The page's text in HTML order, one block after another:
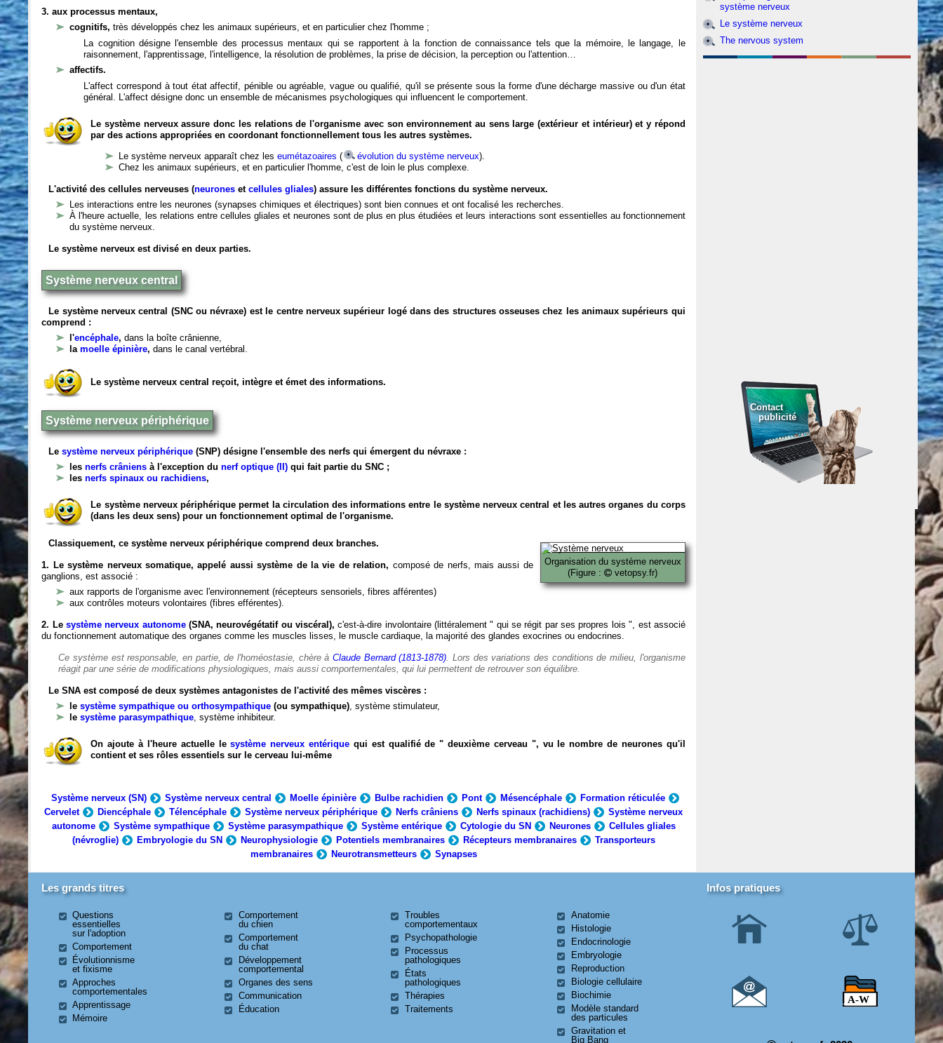
3. aux processus mentaux,
cognitifs,très développés chez les animaux supérieurs, et en particulier chez l'homme ;
La cognition désigne l'ensemble des processus mentaux qui se rapportent à la fonction de connaissance tels que la mémoire, le langage, le
raisonnement, l'apprentissage, l'intelligence, la résolution de problèmes, la prise de décision, la perception ou l'attention…
affectifs.
L'affect correspond à tout état affectif, pénible ou agréable, vague ou qualifié, qu'il se présente sous la forme d'une décharge massive ou d'un état
général. L'affect désigne donc un ensemble de mécanismes psychologiques qui influencent le comportement.
Le système nerveux assure donc les relations de l'organisme avec son environnement au sens large (extérieur et intérieur) et y répond
par des actions appropriées en coordonant fonctionnellement tous les autres systèmes.
Le système nerveux apparaît chez leseumétazoaires ( évolution du système nerveux).
Chez les animaux supérieurs, et en particulier l'homme, c'est de loin le plus complexe.
L'activité des cellules nerveuses (neurones etcellules gliales) assure les différentes fonctions du système nerveux.
Les interactions entre les neurones (synapses chimiques et électriques) sont bien connues et ont focalisé les recherches.
À l'heure actuelle, les relations entre cellules gliales et neurones sont de plus en plus étudiées et leurs interactions sont essentielles au fonctionnement
du système nerveux.
Le système nerveux est divisé en deux parties.
Système nerveux central
Le système nerveux central (SNC ou névraxe) est le centre nerveux supérieur logé dans des structures osseuses chez les animaux supérieurs qui
comprend :
l'encéphale,dans la boîte crânienne,
lamoelle épinière,dans le canal vertébral.
Le système nerveux central reçoit, intègre et émet des informations.
Système nerveux périphérique
Lesystème nerveux périphérique (SNP) désigne l'ensemble des nerfs qui émergent du névraxe :
lesnerfs crâniens à l'exception du nerf optique (II) qui fait partie du SNC ;
lesnerfs spinaux ou rachidiens,
Le système nerveux périphérique permet la circulation des informations entre le système nerveux central et les autres organes du corps
(dans les deux sens) pour un fonctionnement optimal de l'organisme.
Organisation du système nerveux
(Figure :
vetopsy.fr)
Classiquement, ce système nerveux périphérique comprend deux branches.
1. Le système nerveux somatique, appelé aussi système de la vie de relation, composé de nerfs, mais aussi de
ganglions, est associé :
aux rapports de l'organisme avec l'environnement (récepteurs sensoriels, fibres afférentes)
aux contrôles moteurs volontaires (fibres efférentes).
2. Le système nerveux autonome(SNA, neurovégétatif ou viscéral), c'est-à-dire involontaire (littéralement " qui se régit par ses propres lois ", est associé
du fonctionnement automatique des organes comme les muscles lisses, le muscle cardiaque, la majorité des glandes exocrines ou endocrines.
Ce système est responsable, en partie, de l'homéostasie, chère àClaude Bernard (1813-1878). Lors des variations des conditions de milieu, l'organisme
réagit par une série de modifications physiologiques, mais aussi comportementales, qui lui permettent de retrouver son équilibre.
Le SNA est composé de deux systèmes antagonistes de l'activité des mêmes viscères :
lesystème sympathique ou orthosympathique (ou sympathique), système stimulateur,
lesystème parasympathique, système inhibiteur.
On ajoute à l'heure actuelle lesystème nerveux entérique qui est qualifié de " deuxième cerveau ", vu le nombre de neurones qu'il
contient et ses rôles essentiels sur le cerveau lui-même
Système nerveux (SN) Système nerveux central Moelle épinière Bulbe rachidien Pont Mésencéphale
Formation réticulée
Cervelet
Diencéphale Télencéphale Système nerveux périphérique Nerfs crâniens Nerfs spinaux (rachidiens)
Système nerveux
autonome
Système sympathique Système parasympathique Système entérique Cytologie du SN Neurones
Cellules gliales
(névroglie)
Embryologie du SN Neurophysiologie Potentiels membranaires Récepteurs membranaires
Transporteurs
membranaires
Neurotransmetteurs Synapses
système nerveux
Le système nerveux
The nervous system
Contact
publicité
Les grands titres
Questions
essentielles
sur l'adoption
Comportement
Évolutionnisme
et fixisme
Approches
comportementales
Apprentissage
Mémoire
Comportement
du chien
Comportement
du chat
Développement
comportemental
Organes des sens
Communication
Éducation
Troubles
comportementaux
Psychopathologie
Processus
pathologiques
États
pathologiques
Thérapies
Traitements
Anatomie
Histologie
Endocrinologie
Embryologie
Reproduction
Biologie cellulaire
Biochimie
Modèle standard
des particules
Gravitation et
Big Bang
Infos pratiques